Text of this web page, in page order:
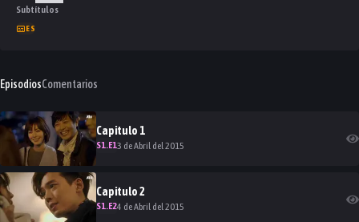
Subtítulos
ES
EpisodiosComentarios
Capitulo 1
S1.E13 de Abril del 2015
Capitulo2
S1.E24 de Abril del 2015